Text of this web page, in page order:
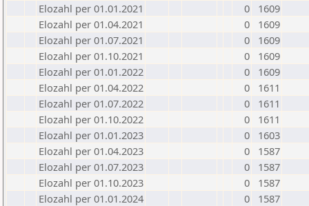
Elozahl per 01.01.2021
0
1609
Elozahl per 01.04.2021
0
1609
Elozahl per 01.07.2021
0
1609
Elozahl per 01.10.2021
0
1609
Elozahl per 01.01.2022
0
1609
Elozahl per 01.04.2022
0
1611
Elozahl per 01.07.2022
0
1611
Elozahl per 01.10.2022
0
1611
Elozahl per 01.01.2023
0
1603
Elozahl per 01.04.2023
0
1587
Elozahl per 01.07.2023
0
1587
Elozahl per 01.10.2023
0
1587
Elozahl per 01.01.2024
0
1587